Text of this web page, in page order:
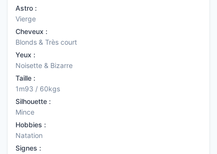
Astro :
Vierge
Cheveux :
Blonds & Très court
Yeux :
Noisette & Bizarre
Taille :
1m93 / 60kgs
Silhouette :
Mince
Hobbies :
Natation
Signes :